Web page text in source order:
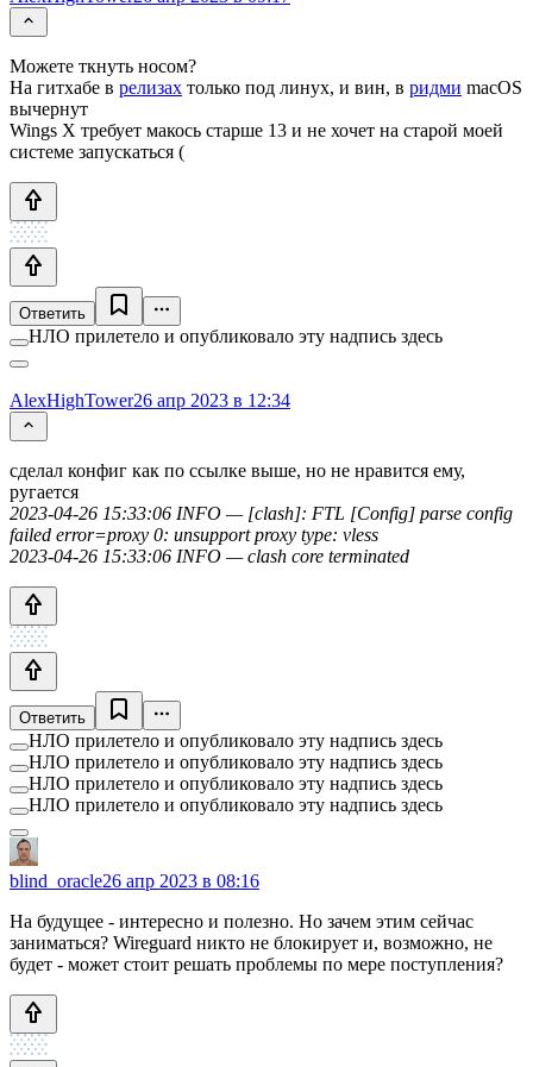
Можете ткнуть носом?
На гитхабе в релизах только под линух, и вин, в ридми macOS
вычернут
Wings X требует макось старше 13 и не хочет на старой моей
системе запускаться (
Ответить
НЛО прилетело и опубликовало эту надпись здесь
AlexHighTower26 апр 2023 в 12:34
сделал конфиг как по ссылке выше, но не нравится ему,
ругается
2023-04-26 15:33:06 INFO — [clash]: FTL [Config] parse config
failed error=proxy 0: unsupport proxy type: vless
2023-04-26 15:33:06 INFO — clash core terminated
Ответить
НЛО прилетело и опубликовало эту надпись здесь
НЛО прилетело и опубликовало эту надпись здесь
НЛО прилетело и опубликовало эту надпись здесь
НЛО прилетело и опубликовало эту надпись здесь
blind_oracle26 апр 2023 в 08:16
На будущее - интересно и полезно. Но зачем этим сейчас
заниматься? Wireguard никто не блокирует и, возможно, не
будет - может стоит решать проблемы по мере поступления?